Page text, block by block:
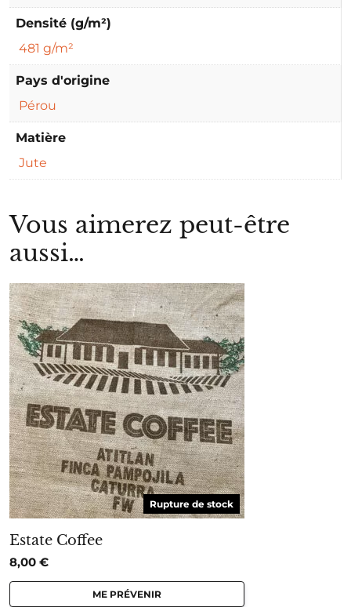
Densité (g/m²)
481 g/m²
Pays d'origine
Pérou
Matière
Jute
Vous aimerez peut-être
aussi…
Rupture de stock
Estate Coffee
8,00 €
ME PRÉVENIR